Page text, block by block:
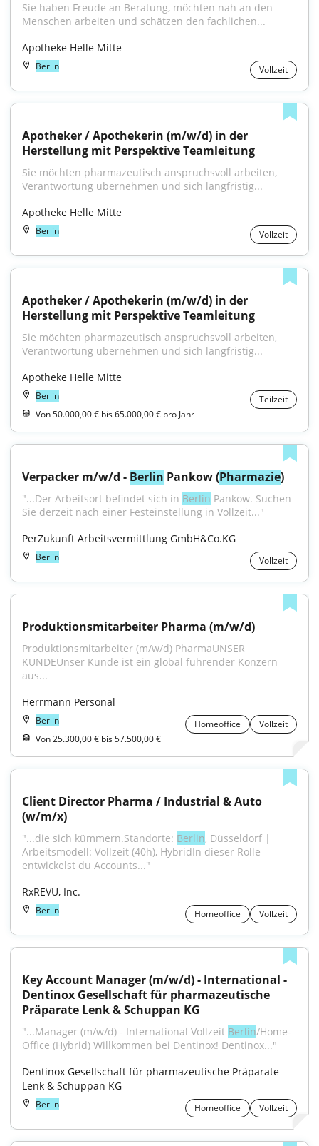
Sie haben Freude an Beratung, möchten nah an den
Menschen arbeiten und schätzen den fachlichen...
Apotheke Helle Mitte
Berlin Vollzeit
Apotheker / Apothekerin (m/w/d) in der
Herstellung mit Perspektive Teamleitung
Sie möchten pharmazeutisch anspruchsvoll arbeiten,
Verantwortung übernehmen und sich langfristig...
Apotheke Helle Mitte
Berlin Vollzeit
Apotheker / Apothekerin (m/w/d) in der
Herstellung mit Perspektive Teamleitung
Sie möchten pharmazeutisch anspruchsvoll arbeiten,
Verantwortung übernehmen und sich langfristig...
Apotheke Helle Mitte
Berlin
Teilzeit
Von 50.000,00 € bis 65.000,00 € pro Jahr
Verpacker m/w/d - Berlin Pankow (Pharmazie)
"...Der Arbeitsort befindet sich in Berlin Pankow. Suchen
Sie derzeit nach einer Festeinstellung in Vollzeit..."
PerZukunft Arbeitsvermittlung GmbH&Co.KG
Berlin Vollzeit
Produktionsmitarbeiter Pharma (m/w/d)
Produktionsmitarbeiter (m/w/d) PharmaUNSER
KUNDEUnser Kunde ist ein global führender Konzern
aus...
Herrmann Personal
Berlin Homeoffice
Vollzeit
Von 25.300,00 € bis 57.500,00 €
Client Director Pharma / Industrial & Auto
(w/m/x)
"...die sich kümmern.Standorte: Berlin, Düsseldorf |
Arbeitsmodell: Vollzeit (40h), HybridIn dieser Rolle
entwickelst du Accounts..."
RxREVU, Inc.
Berlin Homeoffice Vollzeit
Key Account Manager (m/w/d) - International -
Dentinox Gesellschaft für pharmazeutische
Präparate Lenk & Schuppan KG
"...Manager (m/w/d) - International Vollzeit Berlin/Home-
Office (Hybrid) Willkommen bei Dentinox! Dentinox..."
Dentinox Gesellschaft für pharmazeutische Präparate
Lenk & Schuppan KG
Berlin Homeoffice Vollzeit